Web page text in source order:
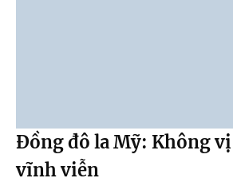
Đồng đô la Mỹ: Không
vĩnh viễn